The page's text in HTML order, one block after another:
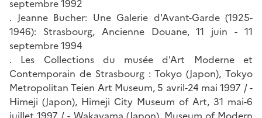
septembre 1992
. Jeanne Bucher: Une Galerie d'Avant-Garde (1925-
1946): Strasbourg, Ancienne Douane, 11 juin - 11
septembre 1994
. Les Collections du musée d'Art Moderne et
Contemporain de Strasbourg : Tokyo (Japon), Tokyo
Metropolitan Teien Art Museum, 5 avril-24 mai 1997 / -
Himeji (Japon), Himeji City Museum of Art, 31 mai-6